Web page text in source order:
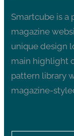
Smartcube is a
magazine
unique design
main highlight
pattern library
magazine-